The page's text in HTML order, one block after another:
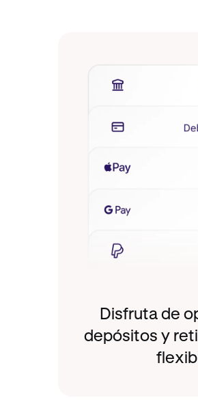
Disfruta de
depósitos y